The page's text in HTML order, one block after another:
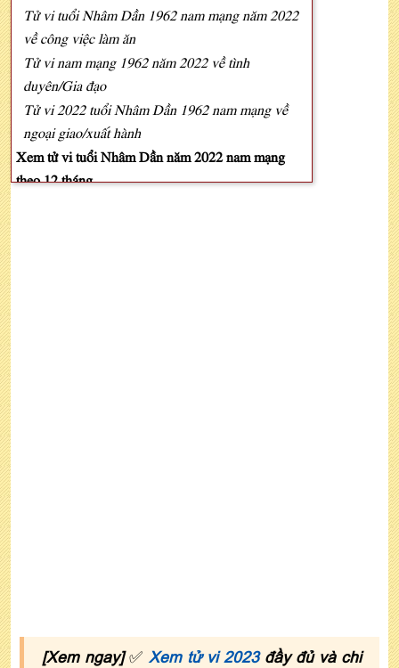
Tử vi tuổi Nhâm Dần 1962 nam mạng năm 2022
về công việc làm ăn
Tử vi nam mạng 1962 năm 2022 về tình
duyên/Gia đạo
Tử vi 2022 tuổi Nhâm Dần 1962 nam mạng về
ngoại giao/xuất hành
Xem tử vi tuổi Nhâm Dần năm 2022 nam mạng
theo 12 tháng
[Xem ngay] ✅ Xem tử vi 2023đầy đủ và chi